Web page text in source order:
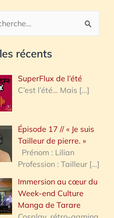
récents
SuperFlux de l’été
C’est l’été… Mais […]
Épisode 17 // « Je suis
Tailleur de pierre. »
Prénom : Lilian
Profession : Tailleur […]
Immersion au cœur du
Week-end Culture
Manga de Tarare